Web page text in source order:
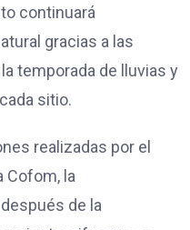
continuará
gracias a las
temporada de lluvias y
sitio.
realizadas por el
Cofom, la
de la